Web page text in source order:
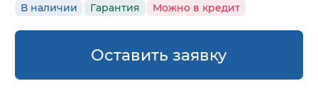
В наличии Гарантия Можно в кредит
Оставить заявку